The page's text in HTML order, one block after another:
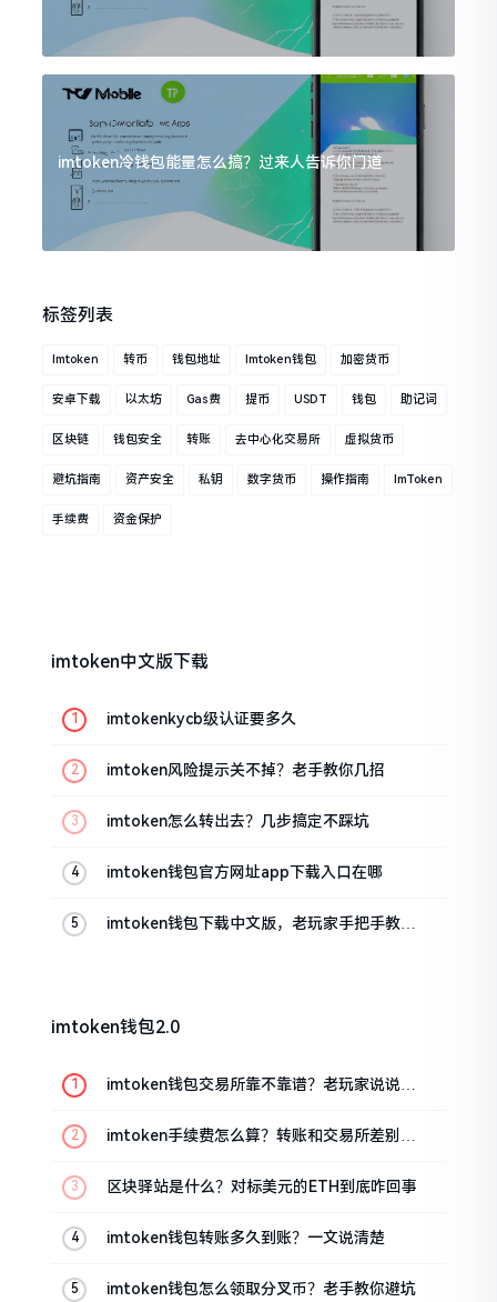
imtoken冷钱包能量怎么搞？过来人告诉你门道
标签列表
Imtoken 转币 钱包地址 Imtoken钱包 加密货币
安卓下载 以太坊 Gas费 提币 USDT 钱包 助记词
区块链 钱包安全 转账 去中心化交易所 虚拟货币
避坑指南 资产安全 私钥 数字货币 操作指南 ImToken
手续费 资金保护
imtoken中文版下载
imtokenkycb级认证要多久
imtoken风险提示关不掉？老手教你几招
imtoken怎么转出去？几步搞定不踩坑
imtoken钱包官方网址app下载入口在哪
imtoken钱包下载中文版，老玩家手把手教你
imtoken钱包2.0
imtoken钱包交易所靠不靠谱？老玩家说说心
imtoken手续费怎么算？转账和交易所差别大
区块驿站是什么？对标美元的ETH到底咋回事
imtoken钱包转账多久到账？一文说清楚
imtoken钱包怎么领取分叉币？老手教你避坑